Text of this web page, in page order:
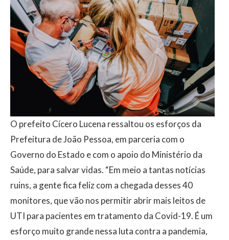
O prefeito Cícero Lucena ressaltou os esforços da
Prefeitura de João Pessoa, em parceria com o
Governo do Estado e com o apoio do Ministério da
Saúde, para salvar vidas. “Em meio a tantas notícias
ruins, a gente fica feliz com a chegada desses 40
monitores, que vão nos permitir abrir mais leitos de
UTI para pacientes em tratamento da Covid-19. É um
esforço muito grande nessa luta contra a pandemia,